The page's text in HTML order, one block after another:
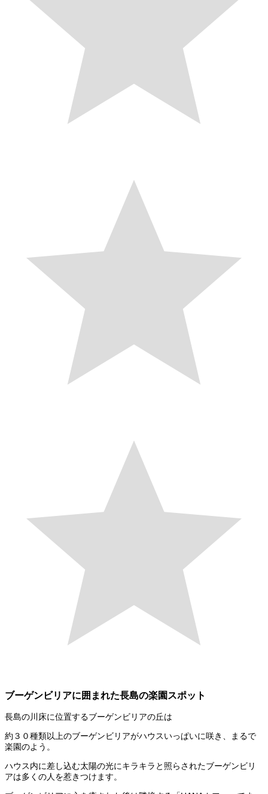
ブーゲンビリアに囲まれた長島の楽園スポット
長島の川床に位置するブーゲンビリアの丘は
約３０種類以上のブーゲンビリアがハウスいっぱいに咲き、まるで
楽園のよう。
ハウス内に差し込む太陽の光にキラキラと照らされたブーゲンビリ
アは多くの人を惹きつけます。